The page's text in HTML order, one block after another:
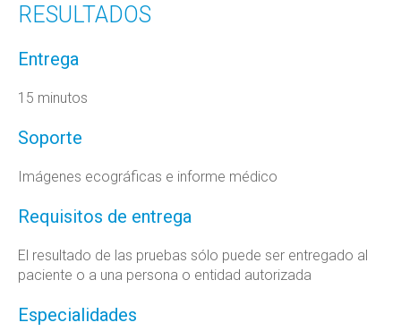
RESULTADOS
Entrega
15 minutos
Soporte
Imágenes ecográficas e informe médico
Requisitos de entrega
El resultado de las pruebas sólo puede ser entregado al
paciente o a una persona o entidad autorizada
Especialidades